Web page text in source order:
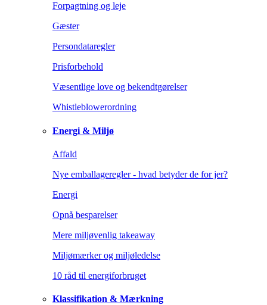
Forpagtning og leje
Gæster
Persondataregler
Prisforbehold
Væsentlige love og bekendtgørelser
Whistleblowerordning
Energi & Miljø
Affald
Nye emballageregler - hvad betyder de for jer?
Energi
Opnå besparelser
Mere miljøvenlig takeaway
Miljømærker og miljøledelse
10 råd til energiforbruget
Klassifikation & Mærkning